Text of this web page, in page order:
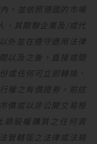
，並依照德國的市場
、其關聯企業及 或代
外並在遵守適用法律
以及之後，直接或間
或任何可立即轉換、
權之有價證券。前述
價或以非公開交易根
類股權購買之任何資
管轄區之法律或法規